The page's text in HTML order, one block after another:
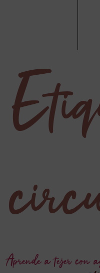
Aprende a tejer con